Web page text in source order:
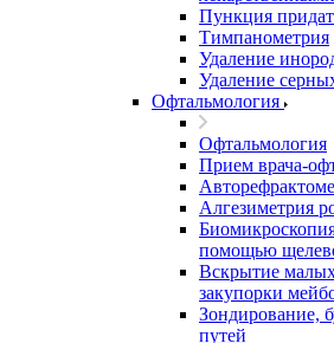
Пункция
Тимпанометрия
Удаление
Удаление
Офтальмология
Офтальмология
Прием врача-
Алгезиметрия
помощью
Вскрытие
закупорки
Зондирование,
путей